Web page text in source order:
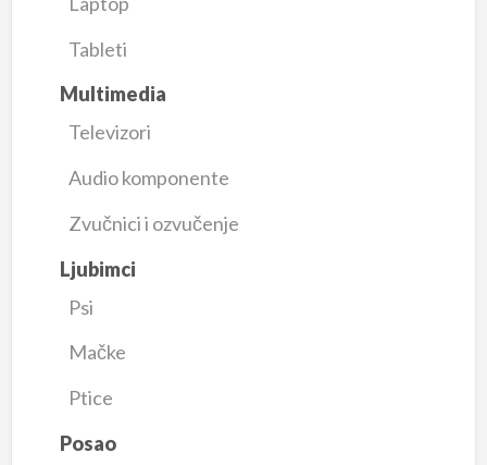
Tableti
Multimedia
Televizori
Audio komponente
Zvučnici i ozvučenje
Ljubimci
Psi
Mačke
Ptice
Posao